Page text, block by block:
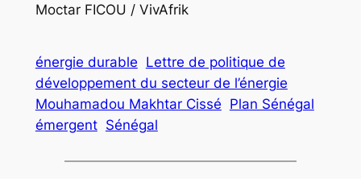
Moctar FICOU / VivAfrik
énergie durable Lettre de politique de
développement du secteur de l’énergie
Mouhamadou Makhtar Cissé Plan Sénégal
émergent Sénégal